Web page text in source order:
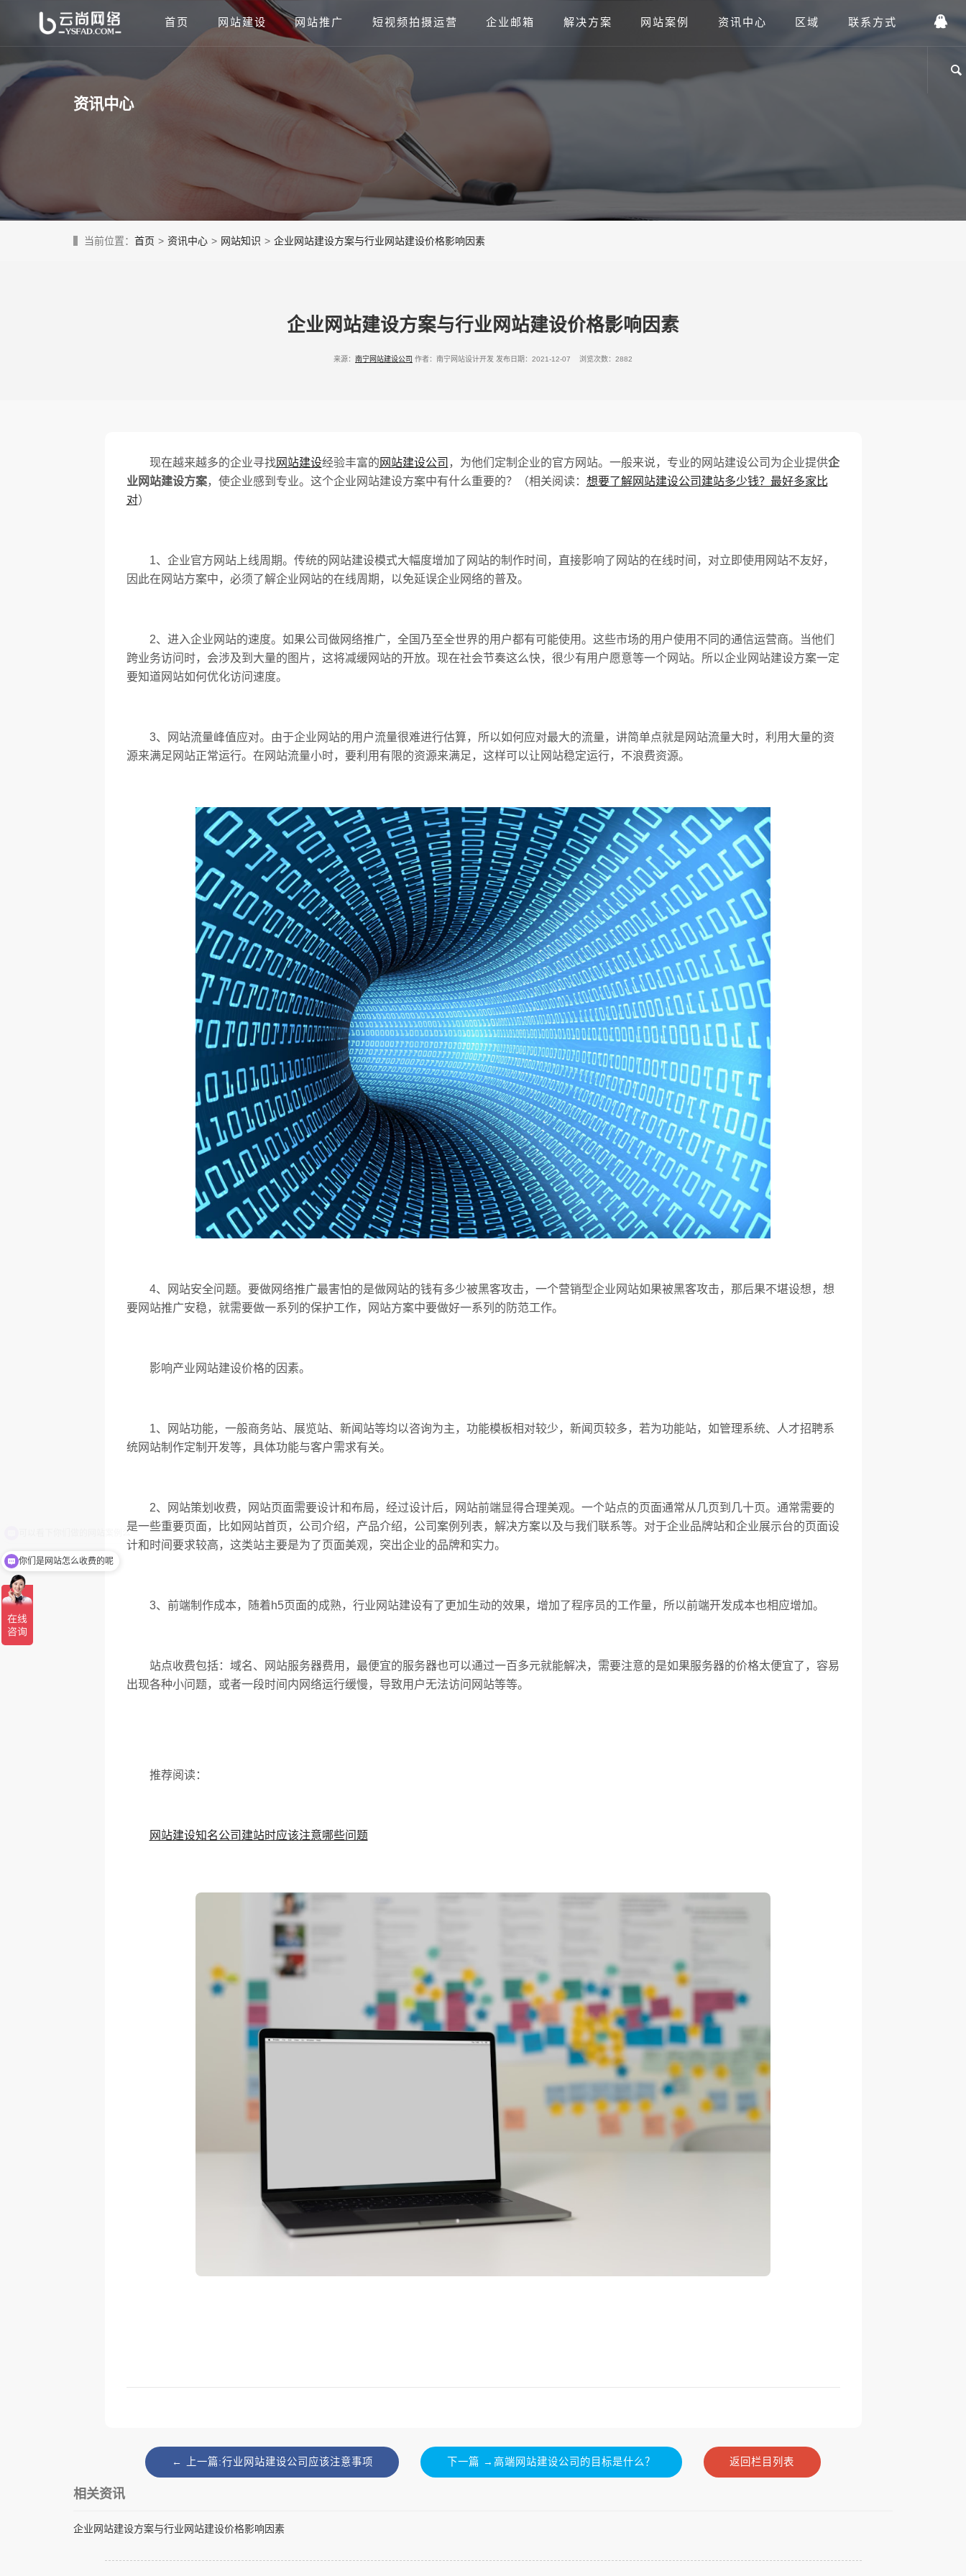
首页 网站建设 网站推广 短视频拍摄运营 企业邮箱 解决方案 网站案例 资讯中心 区域 联系方式
资讯中心
当前位置： 首页 > 资讯中心 > 网站知识 > 企业网站建设方案与行业网站建设价格影响因素
企业网站建设方案与行业网站建设价格影响因素
来源： 南宁网站建设公司 作者：南宁网站设计开发 发布日期：2021-12-07 浏览次数：2882
现在越来越多的企业寻找网站建设经验丰富的 网站建设公司 ，为他们定制企业的官方网站。一般来说，专业的网站建设公司为企业提供企
业网站建设方案，使企业感到专业。这个企业网站建设方案中有什么重要的？（相关阅读： 想要了解网站建设公司建站多少钱？最好多家比
对）
1、企业官方网站上线周期。传统的网站建设模式大幅度增加了网站的制作时间，直接影响了网站的在线时间，对立即使用网站不友好，
因此在网站方案中，必须了解企业网站的在线周期，以免延误企业网络的普及。
2、进入企业网站的速度。如果公司做网络推广，全国乃至全世界的用户都有可能使用。这些市场的用户使用不同的通信运营商。当他们
跨业务访问时，会涉及到大量的图片，这将减缓网站的开放。现在社会节奏这么快，很少有用户愿意等一个网站。所以企业网站建设方案一定
要知道网站如何优化访问速度。
3、网站流量峰值应对。由于企业网站的用户流量很难进行估算，所以如何应对最大的流量，讲简单点就是网站流量大时，利用大量的资
源来满足网站正常运行。在网站流量小时，要利用有限的资源来满足，这样可以让网站稳定运行，不浪费资源。
4、网站安全问题。要做网络推广最害怕的是做网站的钱有多少被黑客攻击，一个营销型企业网站如果被黑客攻击，那后果不堪设想，想
要网站推广安稳，就需要做一系列的保护工作，网站方案中要做好一系列的防范工作。
影响产业网站建设价格的因素。
1、网站功能，一般商务站、展览站、新闻站等均以咨询为主，功能模板相对较少，新闻页较多，若为功能站，如管理系统、人才招聘系
统网站制作定制开发等，具体功能与客户需求有关。
2、网站策划收费，网站页面需要设计和布局，经过设计后，网站前端显得合理美观。一个站点的页面通常从几页到几十页。通常需要的
是一些重要页面，比如网站首页，公司介绍，产品介绍，公司案例列表，解决方案以及与我们联系等。对于企业品牌站和企业展示台的页面设
计和时间要求较高，这类站主要是为了页面美观，突出企业的品牌和实力。
3、前端制作成本，随着h5页面的成熟，行业网站建设有了更加生动的效果，增加了程序员的工作量，所以前端开发成本也相应增加。
站点收费包括：域名、网站服务器费用，最便宜的服务器也可以通过一百多元就能解决，需要注意的是如果服务器的价格太便宜了，容易
出现各种小问题，或者一段时间内网络运行缓慢，导致用户无法访问网站等等。
推荐阅读：
网站建设知名公司建站时应该注意哪些问题
← 上一篇:行业网站建设公司应该注意事项 下一篇 →高端网站建设公司的目标是什么？ 返回栏目列表
相关资讯
企业网站建设方案与行业网站建设价格影响因素
你们是网站怎么收费的呢